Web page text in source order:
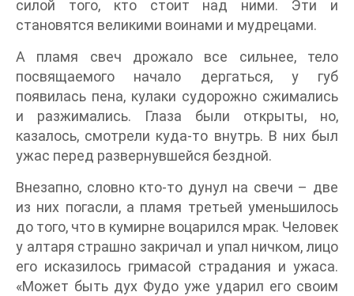
силой того, кто стоит над ними. Эти и
становятся великими воинами и мудрецами.
А пламя свеч дрожало все сильнее, тело
посвящаемого начало дергаться, у губ
появилась пена, кулаки судорожно сжимались
и разжимались. Глаза были открыты, но,
казалось, смотрели куда-то внутрь. В них был
ужас перед развернувшейся бездной.
Внезапно, словно кто-то дунул на свечи – две
из них погасли, а пламя третьей уменьшилось
до того, что в кумирне воцарился мрак. Человек
у алтаря страшно закричал и упал ничком, лицо
его исказилось гримасой страдания и ужаса.
«Может быть дух Фудо уже ударил его своим